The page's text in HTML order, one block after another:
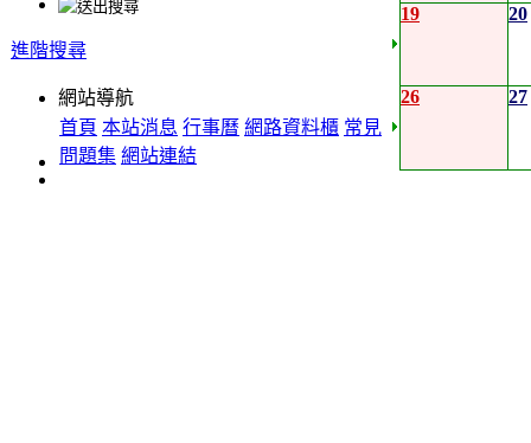
進階搜尋
網站導航
首頁 本站消息 行事曆 網路資料櫃 常見
問題集 網站連結
19 20
26 27